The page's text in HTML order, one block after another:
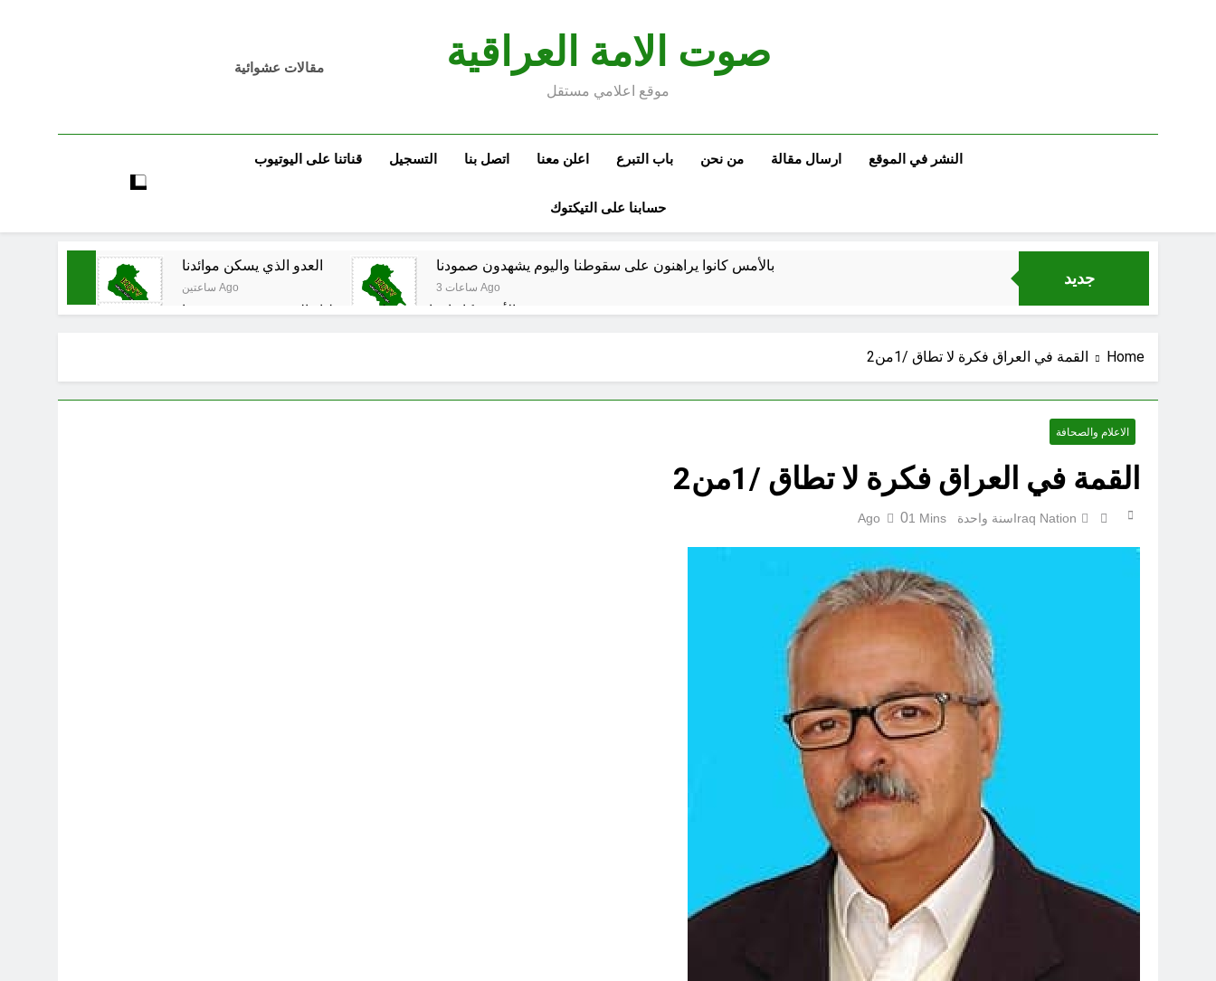
صوت الامة العراقية
موقع اعلامي مستقل
مقالات عشوائية
النشر في الموقع ارسال مقالة من نحن باب التبرع اعلن معنا اتصل بنا التسجيل قناتنا على اليوتيوب
حسابنا على التيكتوك
جديد
العدو الذي يسكن موائدنا
ساعتين Ago
بالأمس كانوا يراهنون على سقوطنا واليوم يشهدون صمودنا
3 ساعات Ago
بالأمس كانوا يراهنون على سقوطنا واليوم يشهدون صمودنا
مشاة الأربعين 1977 والبعث المجرم (ح 6) (وويل لهم مما يكسبون) خطب صلاة الجمعة (ح 25) (البصيرة: القرآن والعترة)
أفكار لعدم تكرار الفرار
Home القمة في العراق فكرة لا تطاق /1من2
الاعلام والصحافة
القمة في العراق فكرة لا تطاق /1من2
Iraq Nationسنة واحدة Ago 01 Mins